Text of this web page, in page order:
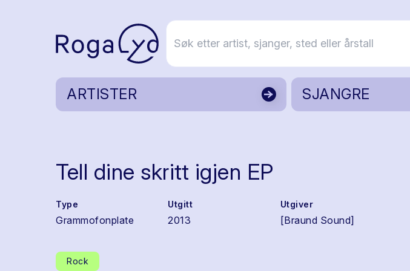
ARTISTER SJANGRE
Tell dine skritt igjen EP
Type
Grammofonplate
Utgitt
2013
Utgiver
[Braund Sound]
Rock